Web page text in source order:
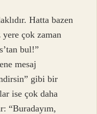
Hatta bazen
çok zaman
bul!”
mesaj
gibi bir
ise çok daha
“Buradayım,